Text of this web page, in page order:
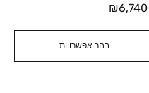
בחר אפשרויות
₪6,740